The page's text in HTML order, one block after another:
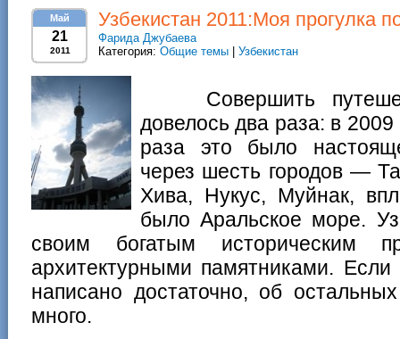
Май
21
2011
Узбекистан 2011:Моя прогулка
Фарида Джубаева
Категория: Общие темы Узбекистан
Совершить
довелось два раза: в
раза это было
через шесть городов —
Хива, Нукус, Муйнак,
было Аральское море.
своим богатым историческим
архитектурными памятниками.
написано достаточно, об
много.